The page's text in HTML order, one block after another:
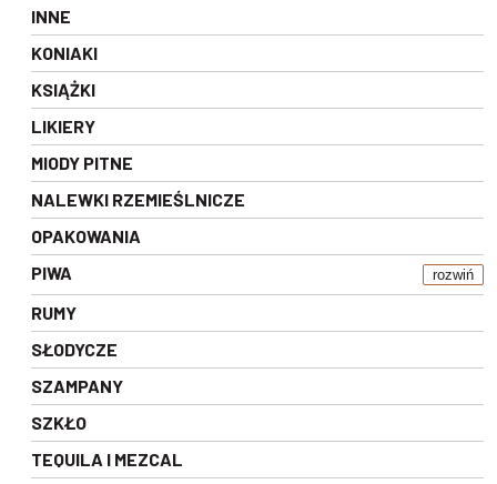
INNE
KONIAKI
KSIĄŻKI
LIKIERY
MIODY PITNE
NALEWKI RZEMIEŚLNICZE
OPAKOWANIA
PIWA
rozwiń
RUMY
SŁODYCZE
SZAMPANY
SZKŁO
TEQUILA I MEZCAL